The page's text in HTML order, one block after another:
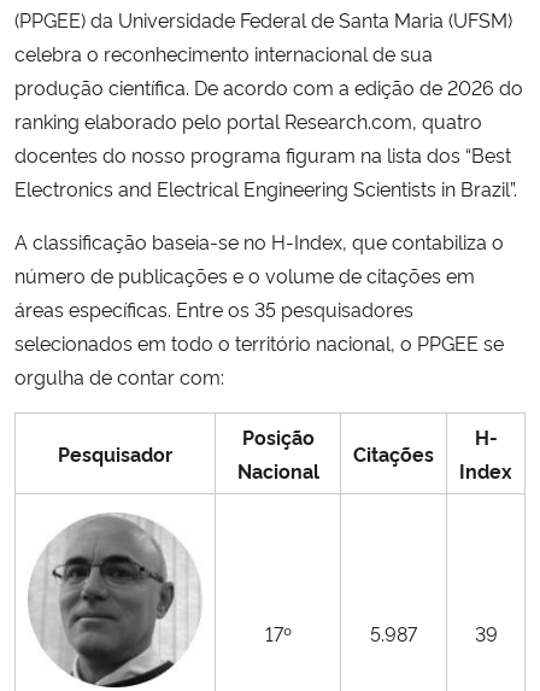
Ministério do Desenvolvimento Regional
Controladoria-Geral da União
Ministério da Mulher, da Família e dos Direitos Humanos
Banco Central do Brasil
Planalto
(PPGEE) da Universidade Federal de Santa Maria (UFSM)
celebra o reconhecimento internacional de sua
produção científica. De acordo com a edição de 2026 do
ranking elaborado pelo portal Research.com, quatro
docentes do nosso programa figuram na lista dos “Best
Electronics and Electrical Engineering Scientists in Brazil”.
A classificação baseia-se no H-Index, que contabiliza o
número de publicações e o volume de citações em
áreas específicas. Entre os 35 pesquisadores
selecionados em todo o território nacional, o PPGEE se
orgulha de contar com:
Pesquisador
Posição
Nacional
Citações
H-
Index
17º 5.987 39